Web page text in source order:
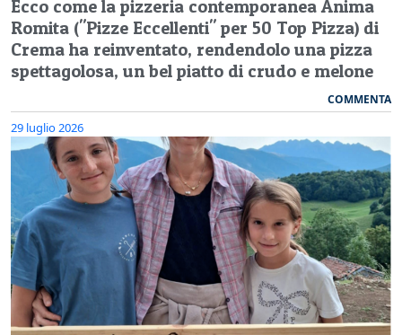
Ecco come la pizzeria contemporanea Anima
Romita ("Pizze Eccellenti" per 50 Top Pizza) di
Crema ha reinventato, rendendolo una pizza
spettagolosa, un bel piatto di crudo e melone
COMMENTA
29 luglio 2026